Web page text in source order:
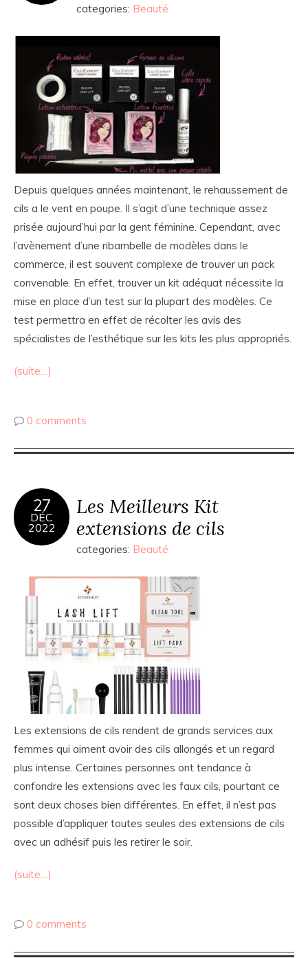
categories: Beauté
Depuis quelques années maintenant, le rehaussement de
cils a le vent en poupe. Il s’agit d’une technique assez
prisée aujourd’hui par la gent féminine. Cependant, avec
l’avènement d’une ribambelle de modèles dans le
commerce, il est souvent complexe de trouver un pack
convenable. En effet, trouver un kit adéquat nécessite la
mise en place d’un test sur la plupart des modèles. Ce
test permettra en effet de récolter les avis des
spécialistes de l’esthétique sur les kits les plus appropriés.
(suite…)
0 comments
27
DÉC
2022
Les Meilleurs Kit
extensions de cils
categories: Beauté
Les extensions de cils rendent de grands services aux
femmes qui aiment avoir des cils allongés et un regard
plus intense. Certaines personnes ont tendance à
confondre les extensions avec les faux cils, pourtant ce
sont deux choses bien différentes. En effet, il n’est pas
possible d’appliquer toutes seules des extensions de cils
avec un adhésif puis les retirer le soir.
(suite…)
0 comments